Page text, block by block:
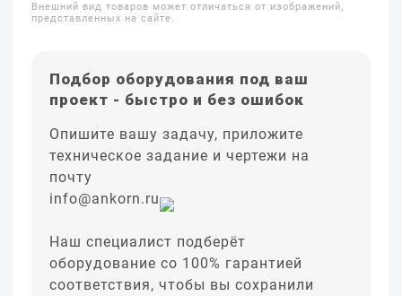
Внешний вид товаров может отличаться от изображений,
представленных на сайте.
Подбор оборудования под ваш
проект - быстро и без ошибок
Опишите вашу задачу, приложите
техническое задание и чертежи на
почту
info@ankorn.ru
Наш специалист подберёт
оборудование со 100% гарантией
соответствия, чтобы вы сохранили